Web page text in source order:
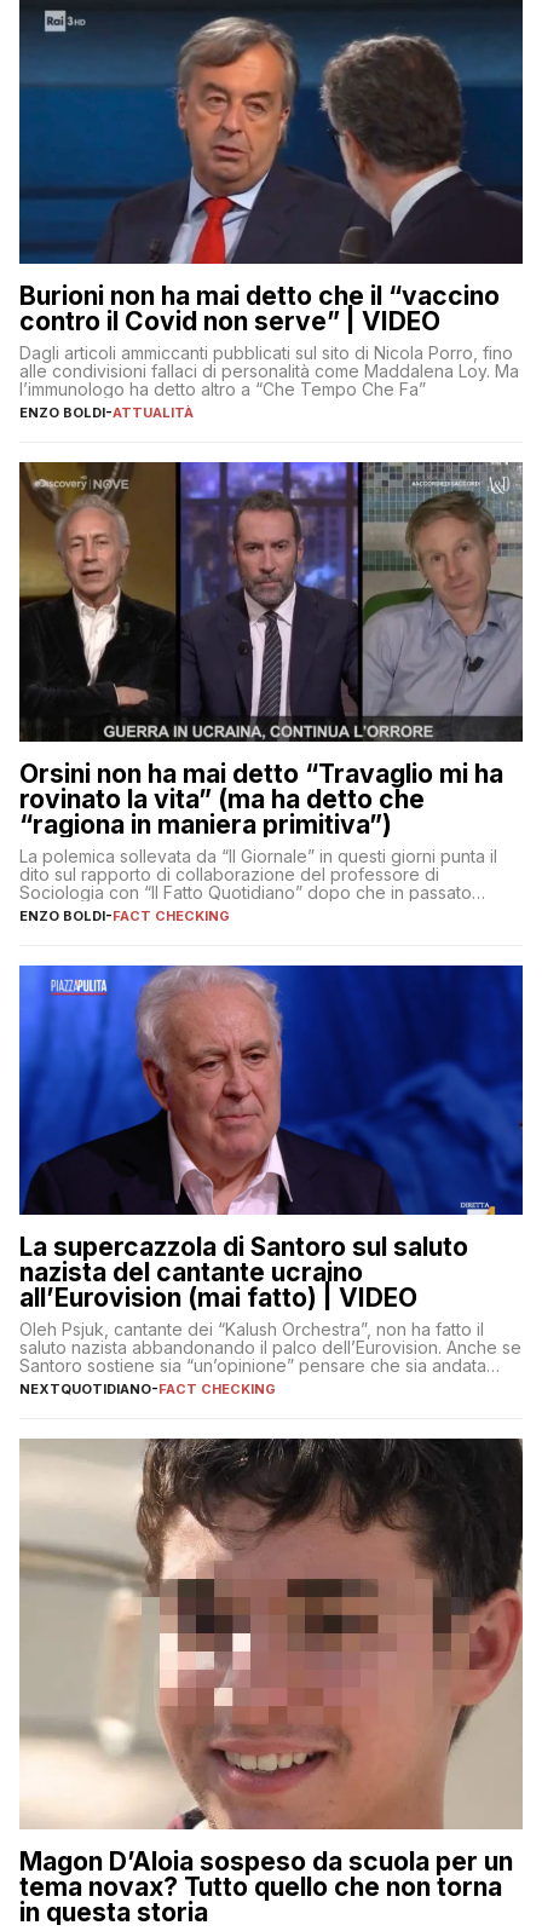
Burioni non ha mai detto che il “vaccino
contro il Covid non serve” | VIDEO
Dagli articoli ammiccanti pubblicati sul sito di Nicola Porro, fino
alle condivisioni fallaci di personalità come Maddalena Loy. Ma
l’immunologo ha detto altro a “Che Tempo Che Fa”
ENZO BOLDI-ATTUALITÀ
Orsini non ha mai detto “Travaglio mi ha
rovinato la vita” (ma ha detto che
“ragiona in maniera primitiva”)
La polemica sollevata da “Il Giornale” in questi giorni punta il
dito sul rapporto di collaborazione del professore di
Sociologia con “Il Fatto Quotidiano” dopo che in passato
erano volati stracci
ENZO BOLDI-FACT CHECKING
La supercazzola di Santoro sul saluto
nazista del cantante ucraino
all’Eurovision (mai fatto) | VIDEO
Oleh Psjuk, cantante dei “Kalush Orchestra”, non ha fatto il
saluto nazista abbandonando il palco dell’Eurovision. Anche se
Santoro sostiene sia “un’opinione” pensare che sia andata
così
NEXTQUOTIDIANO-FACT CHECKING
Magon D’Aloia sospeso da scuola per un
tema novax? Tutto quello che non torna
in questa storia